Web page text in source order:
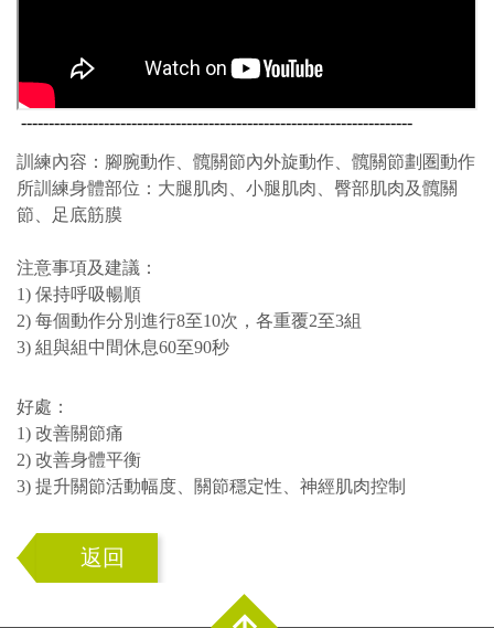
-----------------------------------------------------------------------
訓練內容：腳腕動作、髖關節內外旋動作、髖關節劃圏動作
所訓練身體部位：大腿肌肉、小腿肌肉、臀部肌肉及髖關
節、足底筋膜
注意事項及建議：
1) 保持呼吸暢順
2) 每個動作分別進行8至10次，各重覆2至3組
3) 組與組中間休息60至90秒
好處：
1) 改善關節痛
2) 改善身體平衡
3) 提升關節活動幅度、關節穩定性、神經肌肉控制
返回